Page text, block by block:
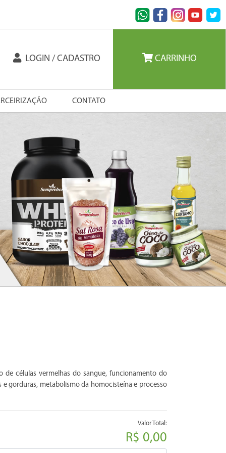
LOGIN / CADASTRO CARRINHO
CONTATO
Next
células vermelhas do sangue, funcionamento do
gorduras, metabolismo da homocisteína e processo
Valor Total:
R$ 0,00